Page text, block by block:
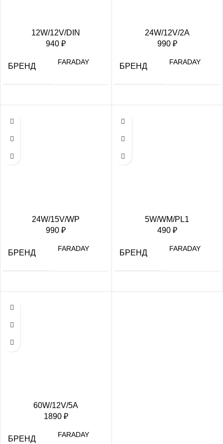
12W/12V/DIN
940₽
БРЕНД FARADAY
24W/12V/2A
990 ₽
БРЕНД FARADAY
24W/15V/WP
990₽
БРЕНД FARADAY
5W/WM/PL1
490 ₽
БРЕНД FARADAY
60W/12V/5A
1890 ₽
БРЕНД FARADAY